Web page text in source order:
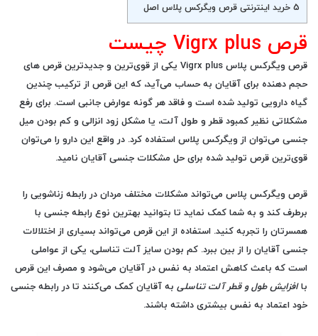
5 خرید اینترنتی قرص ویگرکس پلاس اصل
قرص Vigrx plus چیست
قرص ویگرکس پلاس Vigrx plus
یکی از قوی‌ترین و جدیدترین قرص های
حجم دهنده برای آقایان به حساب می‌آید، که این قرص از ترکیب چندین
گیاه دارویی تولید شده است و فاقد هر گونه عوارض جانبی است. برای رفع
مشکلاتی نظیر کمبود قطر و طول آلت، یا مشکل زود انزالی و کم بودن میل
جنسی می‌توان از ویگرکس پلاس استفاده کرد. در واقع این دارو را می‌توان
قوی‌ترین قرص تولید شده برای حل مشکلات جنسی آقایان نامید.
قرص ویگرکس پلاس می‌تواند مشکلات مختلف مردان در رابطه زناشویی را
برطرف کند و به شما کمک نماید تا بتوانید بهترین نوع رابطه جنسی با
همسرتان را تجربه کنید. استفاده از این قرص می‌تواند بسیاری از اختلالات
جنسی آقایان را از بین ببرد. کم بودن سایز آلت تناسلی، یکی از عواملی
است که باعث کاهش اعتماد به نفس در آقایان می‌شود و مصرف این قرص
باافزایش طول و قطر آلت تناسلی به آقایان کمک می‌کنند تا در رابطه جنسی
خود اعتماد به نفس بیشتری داشته باشند.